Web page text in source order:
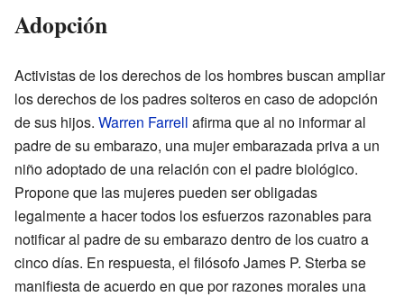
Adopción
Activistas de los derechos de los hombres buscan ampliar
los derechos de los padres solteros en caso de adopción
de sus hijos. Warren Farrell afirma que al no informar al
padre de su embarazo, una mujer embarazada priva a un
niño adoptado de una relación con el padre biológico.
Propone que las mujeres pueden ser obligadas
legalmente a hacer todos los esfuerzos razonables para
notificar al padre de su embarazo dentro de los cuatro a
cinco días. En respuesta, el filósofo James P. Sterba se
manifiesta de acuerdo en que por razones morales una